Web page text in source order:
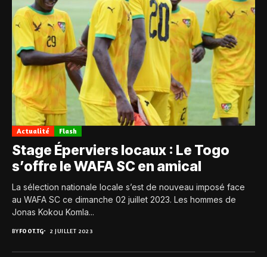
Actualité Flash
Stage Éperviers locaux : Le Togo
s’offre le WAFA SC en amical
La sélection nationale locale s’est de nouveau imposé face
au WAFA SC ce dimanche 02 juillet 2023. Les hommes de
Jonas Kokou Komla...
BYFOOT.TG 2 JUILLET 2023